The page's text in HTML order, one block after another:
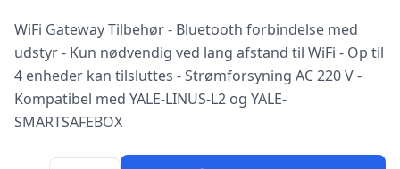
WiFi Gateway Tilbehør - Bluetooth forbindelse med
udstyr - Kun nødvendig ved lang afstand til WiFi - Op til
4 enheder kan tilsluttes - Strømforsyning AC 220 V -
Kompatibel med YALE-LINUS-L2 og YALE-
SMARTSAFEBOX